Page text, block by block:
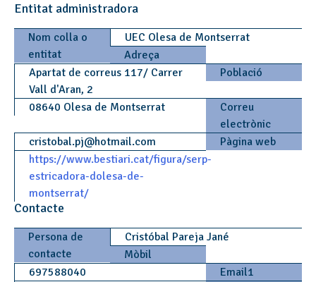
Entitat administradora
Nom colla o
entitat
UEC Olesa de Montserrat
Adreça
Apartat de correus 117/ Carrer
Vall d'Aran, 2
Població
08640 Olesa de Montserrat
Correu
electrònic
cristobal.pj@hotmail.com
Pàgina web
https://www.bestiari.cat/figura/serp-
estricadora-dolesa-de-
montserrat/
Contacte
Persona de
contacte
Cristóbal Pareja Jané
Mòbil
697588040
Email1